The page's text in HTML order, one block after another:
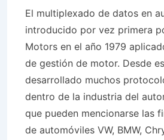
El multiplexado de datos en
introducido por vez primera
Motors en el año 1979
de gestión de motor. Desde
desarrollado muchos
dentro de la industria del
que pueden mencionarse las
de automóviles VW, BMW,